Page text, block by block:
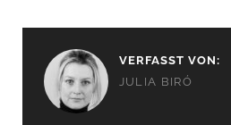
VERFASST VON:
JULIA BIRÓ